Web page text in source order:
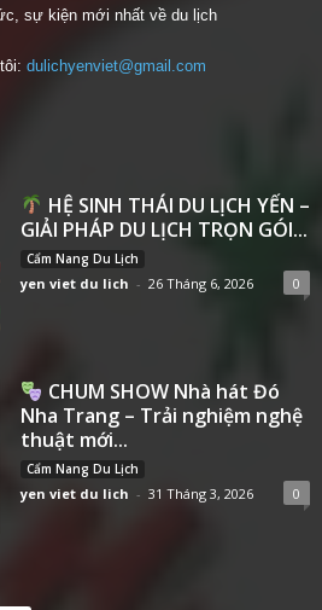
sự kiện mới nhất về du lịch
dulichyenviet@gmail.com
HỆ SINH THÁI DU LỊCH YẾN –
GIẢI PHÁP DU LỊCH TRỌN GÓI...
Cẩm Nang Du Lịch
yen viet du lich - 26 Tháng 6, 2026 0
CHUM SHOW Nhà hát Đó
Nha Trang – Trải nghiệm nghệ
thuật mới...
Cẩm Nang Du Lịch
yen viet du lich - 31 Tháng 3, 2026 0